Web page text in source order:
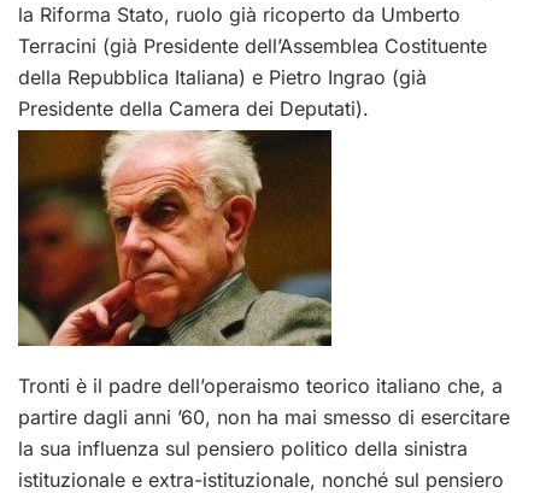
la Riforma Stato, ruolo già ricoperto da Umberto
Terracini (già Presidente dell’Assemblea Costituente
della Repubblica Italiana) e Pietro Ingrao (già
Presidente della Camera dei Deputati).
Tronti è il padre dell’operaismo teorico italiano che, a
partire dagli anni ’60, non ha mai smesso di esercitare
la sua influenza sul pensiero politico della sinistra
istituzionale e extra-istituzionale, nonché sul pensiero